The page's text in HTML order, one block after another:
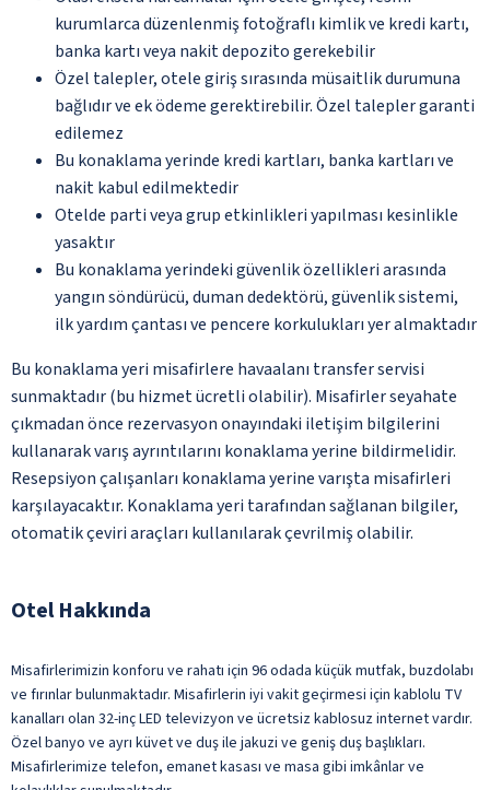
kurumlarca düzenlenmiş fotoğraflı kimlik ve kredi kartı,
banka kartı veya nakit depozito gerekebilir
Özel talepler, otele giriş sırasında müsaitlik durumuna
bağlıdır ve ek ödeme gerektirebilir. Özel talepler garanti
edilemez
Bu konaklama yerinde kredi kartları, banka kartları ve
nakit kabul edilmektedir
Otelde parti veya grup etkinlikleri yapılması kesinlikle
yasaktır
Bu konaklama yerindeki güvenlik özellikleri arasında
yangın söndürücü, duman dedektörü, güvenlik sistemi,
ilk yardım çantası ve pencere korkulukları yer almaktadır
Bu konaklama yeri misafirlere havaalanı transfer servisi
sunmaktadır (bu hizmet ücretli olabilir). Misafirler seyahate
çıkmadan önce rezervasyon onayındaki iletişim bilgilerini
kullanarak varış ayrıntılarını konaklama yerine bildirmelidir.
Resepsiyon çalışanları konaklama yerine varışta misafirleri
karşılayacaktır. Konaklama yeri tarafından sağlanan bilgiler,
otomatik çeviri araçları kullanılarak çevrilmiş olabilir.
Otel Hakkında
Misafirlerimizin konforu ve rahatı için 96 odada küçük mutfak, buzdolabı
ve fırınlar bulunmaktadır. Misafirlerin iyi vakit geçirmesi için kablolu TV
kanalları olan 32-inç LED televizyon ve ücretsiz kablosuz internet vardır.
Özel banyo ve ayrı küvet ve duş ile jakuzi ve geniş duş başlıkları.
Misafirlerimize telefon, emanet kasası ve masa gibi imkânlar ve